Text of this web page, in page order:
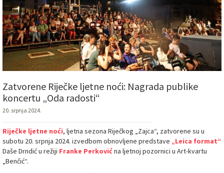
Zatvorene Riječke ljetne noći: Nagrada publike
koncertu „Oda radosti“
20. srpnja 2024.
Riječke ljetne noći, ljetna sezona Riječkog „Zajca“, zatvorene su u
subotu 20. srpnja 2024. izvedbom obnovljene predstave „Leica format“
Daše Drndić u režiji Franke Perkovićna ljetnoj pozornici u Art-kvartu
„Benčić“.